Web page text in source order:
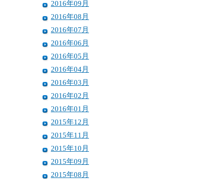
2016年09月
2016年08月
2016年07月
2016年06月
2016年05月
2016年04月
2016年03月
2016年02月
2016年01月
2015年12月
2015年11月
2015年10月
2015年09月
2015年08月